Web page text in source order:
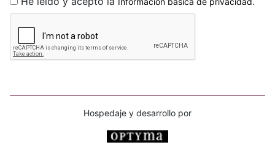
Hospedaje y desarrollo por